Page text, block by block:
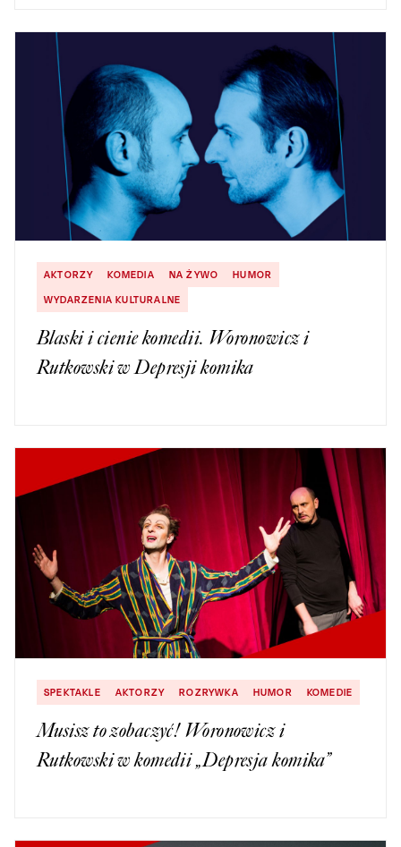
AKTORZY KOMEDIA NA ŻYWO
HUMOR
WYDARZENIA KULTURALNE
Blaski i cienie komedii. Woronowicz i
Rutkowski w Depresji komika
SPEKTAKLE AKTORZY ROZRYWKA HUMOR KOMEDIE
Musisz to zobaczyć! Woronowicz i
Rutkowski w komedii „Depresja komika”